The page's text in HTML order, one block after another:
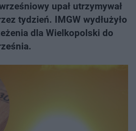
upał utrzymywał
tydzień. IMGW wydłużyło
dla Wielkopolski do